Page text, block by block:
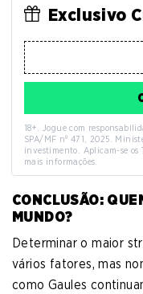
Exclusivo
18+. Jogue com
SPA/MF nº 471, 2025.
investimento. Aplicam-se os
mais informações.
CONCLUSÃO:
MUNDO?
Determinar o maior
vários fatores, mas
como Gaules